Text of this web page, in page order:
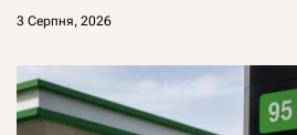
3 Серпня, 2026